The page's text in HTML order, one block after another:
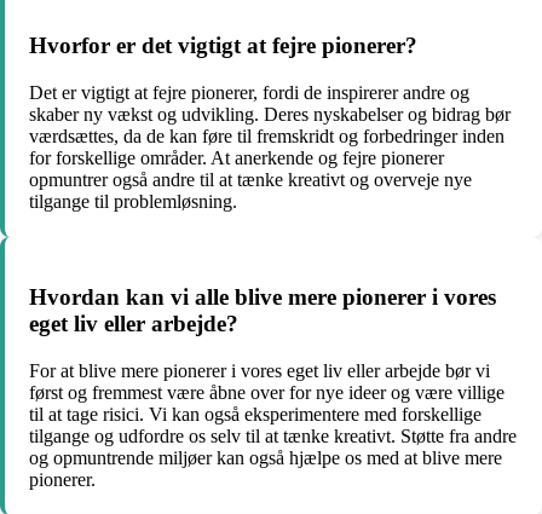
Hvorfor er det vigtigt at fejre pionerer?
Det er vigtigt at fejre pionerer, fordi de inspirerer andre og
skaber ny vækst og udvikling. Deres nyskabelser og bidrag bør
værdsættes, da de kan føre til fremskridt og forbedringer inden
for forskellige områder. At anerkende og fejre pionerer
opmuntrer også andre til at tænke kreativt og overveje nye
tilgange til problemløsning.
Hvordan kan vi alle blive mere pionerer i vores
eget liv eller arbejde?
For at blive mere pionerer i vores eget liv eller arbejde bør vi
først og fremmest være åbne over for nye ideer og være villige
til at tage risici. Vi kan også eksperimentere med forskellige
tilgange og udfordre os selv til at tænke kreativt. Støtte fra andre
og opmuntrende miljøer kan også hjælpe os med at blive mere
pionerer.